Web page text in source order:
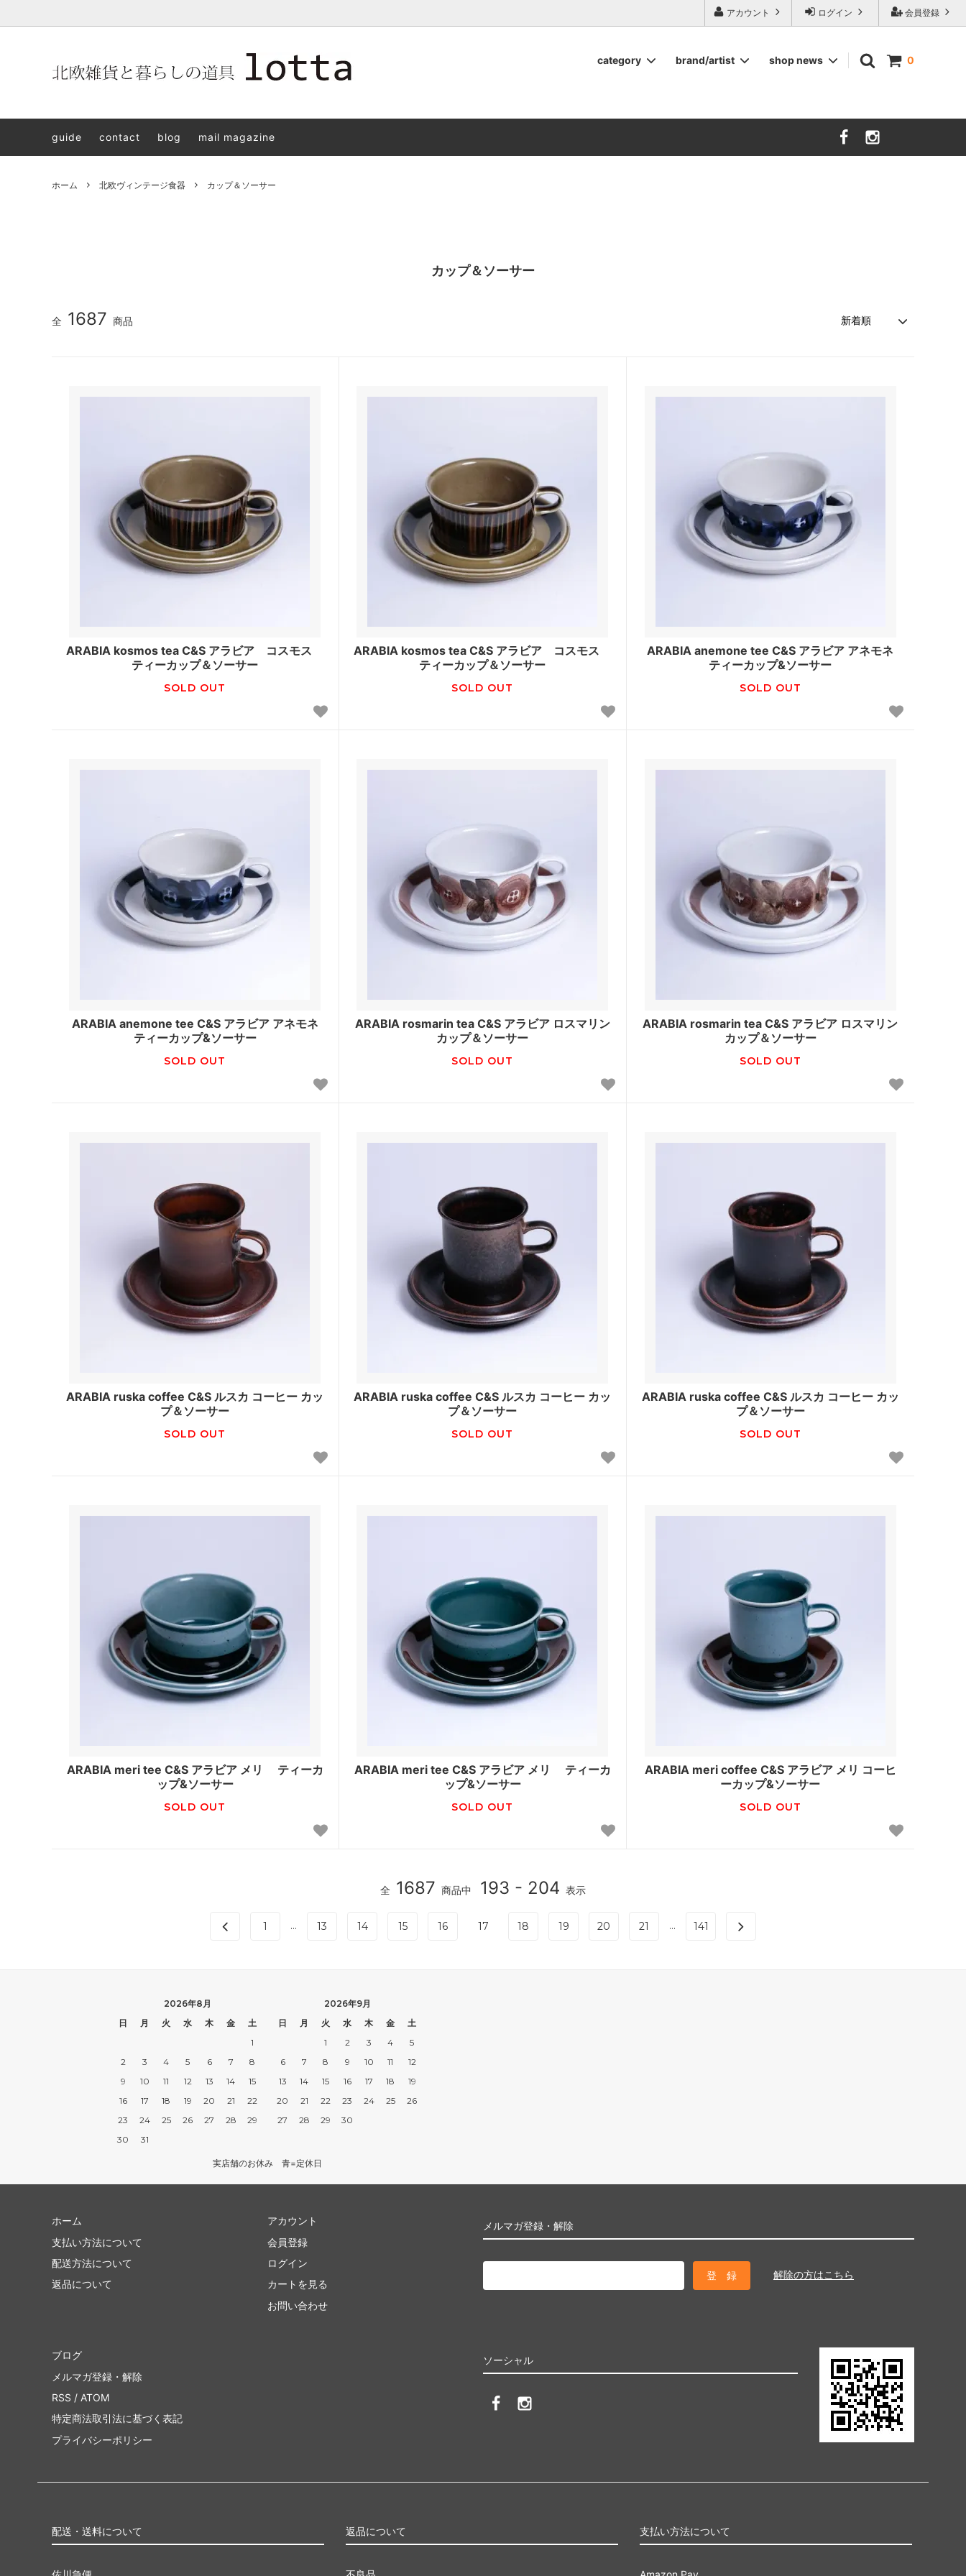
北欧雑貨と暮らしの道具lotta 神戸にある北欧雑貨と暮らしの道具ロッタのオンラインストア【アラビア,クイストゴーなどの北欧ヴィンテージ食器,雅峰窯やソルテグラスジュエリーなどの作家の作品が並びます】
会員登録
ログイン
アカウント
0
category
アクセサリー
brand/artist
STAVANGERFLINT
雅峰窯
shop news
guide
contact blog mail magazine
ホーム 北欧ヴィンテージ食器 カップ＆ソーサー
カップ＆ソーサー
全 1687 商品
ARABIA kosmos tea C&S アラビア コスモス
ティーカップ＆ソーサー
SOLD OUT
ARABIA kosmos tea C&S アラビア コスモス
ティーカップ＆ソーサー
SOLD OUT
ARABIA anemone tee C&S アラビア アネモネ
ティーカップ&ソーサー
SOLD OUT
ARABIA anemone tee C&S アラビア アネモネ
ティーカップ&ソーサー
SOLD OUT
ARABIA rosmarin tea C&S アラビア ロスマリン
カップ＆ソーサー
SOLD OUT
ARABIA rosmarin tea C&S アラビア ロスマリン
カップ＆ソーサー
SOLD OUT
ARABIA ruska coffee C&S ルスカ コーヒー カッ
プ＆ソーサー
SOLD OUT
ARABIA ruska coffee C&S ルスカ コーヒー カッ
プ＆ソーサー
SOLD OUT
ARABIA ruska coffee C&S ルスカ コーヒー カッ
プ＆ソーサー
SOLD OUT
ARABIA meri tee C&S アラビア メリ ティーカ
ップ&ソーサー
SOLD OUT
ARABIA meri tee C&S アラビア メリ ティーカ
ップ&ソーサー
SOLD OUT
ARABIA meri coffee C&S アラビア メリ コーヒ
ーカップ&ソーサー
SOLD OUT
全 1687 商品中 193 - 204 表示
1 ... 13 14 15 16 17 18 19 20 21 ... 141
2026年8月
日
月 火 水 木 金
土
1
2
3 4 5 6 7
8
9
10 11 12 13 14
15
16
17 18 19 20 21
22
23
24 25 26 27 28
29
30
31
2026年9月
日
月 火 水 木 金
土
1
2 3 4
5
6
7 8 9 10 11
12
13
14 15 16 17 18
19
20
21 22 23 24 25
26
27
28 29 30
実店舗のお休み 青=定休日
メルマガ登録・解除
解除の方はこちら
ホーム
支払い方法について
配送方法について
返品について
アカウント
会員登録
ログイン
カートを見る
お問い合わせ
ソーシャル
ブログ
メルマガ登録・解除
RSS / ATOM
特定商法取引法に基づく表記
プライバシーポリシー
配送・送料について 返品について 支払い方法について